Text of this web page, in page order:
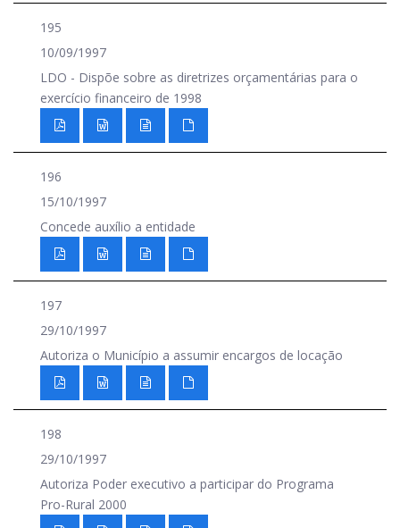
195
10/09/1997
LDO - Dispõe sobre as diretrizes orçamentárias para o
exercício financeiro de 1998
196
15/10/1997
Concede auxílio a entidade
197
29/10/1997
Autoriza o Município a assumir encargos de locação
198
29/10/1997
Autoriza Poder executivo a participar do Programa
Pro-Rural 2000